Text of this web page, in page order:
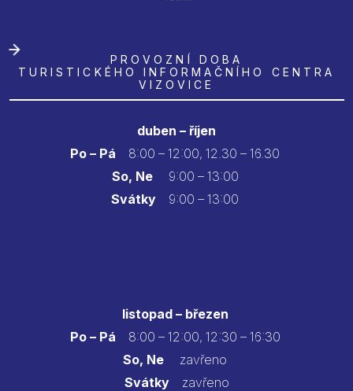
PROVOZNÍ DOBA
TURISTICKÉHO INFORMAČNÍHO CENTRA
VIZOVICE
duben – říjen
Po – Pá
8:00 – 12:00, 12.30 – 16.30
So, Ne9:00 – 13:00
Svátky 9:00 – 13:00
listopad – březen
Po – Pá 8:00 – 12:00, 12:30 – 16:30
So, Ne zavřeno
Svátkyzavřeno